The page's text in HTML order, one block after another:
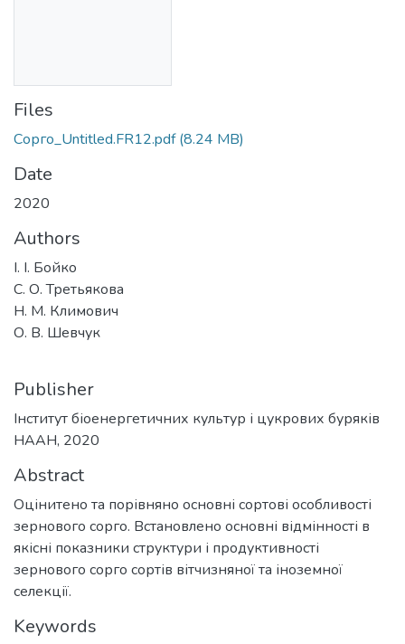
Files
Сорго_Untitled.FR12.pdf (8.24 MB)
Date
2020
Authors
І. І. Бойко
С. О. Третьякова
Н. М. Климович
О. В. Шевчук
Publisher
Інститут біоенергетичних культур і цукрових буряків
НААН, 2020
Abstract
Оцінитено та порівняно основні сортові особливості
зернового сорго. Встановлено основні відмінності в
якісні показники структури і продуктивності
зернового сорго сортів вітчизняної та іноземної
селекції.
Keywords